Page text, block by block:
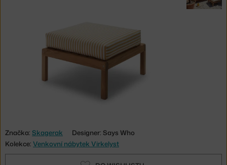
Značka: Skagerak
Designer: Says Who
Kolekce: Venkovní nábytek Virkelyst